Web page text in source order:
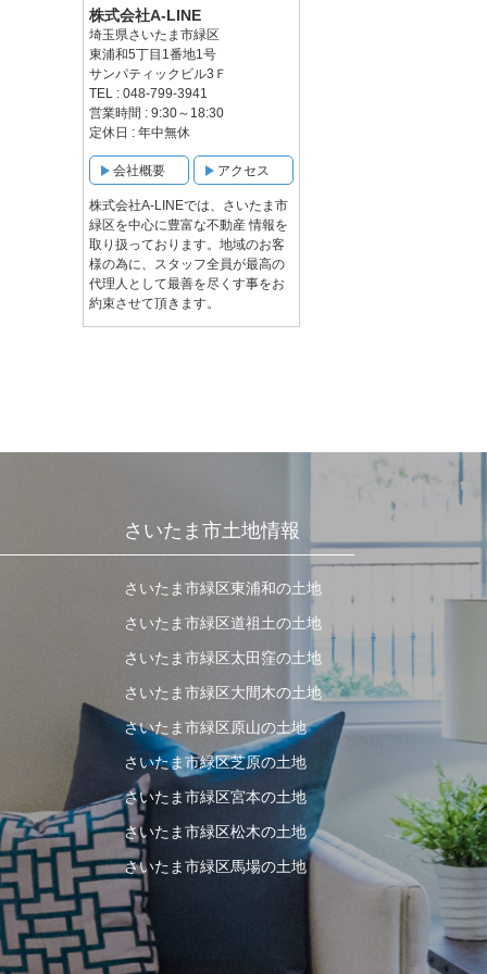
株式会社A-LINE
埼玉県さいたま市緑区
東浦和5丁目1番地1号
サンパティックビル3Ｆ
TEL : 048-799-3941
営業時間 : 9:30～18:30
定休日 : 年中無休
会社概要 アクセス
株式会社A-LINEでは、さいたま市
緑区を中心に豊富な不動産 情報を
取り扱っております。地域のお客
様の為に、スタッフ全員が最高の
代理人として最善を尽くす事をお
約束させて頂きます。
さいたま市土地情報
さいたま市緑区東浦和の土地
さいたま市緑区道祖土の土地
さいたま市緑区太田窪の土地
さいたま市緑区大間木の土地
さいたま市緑区原山の土地
さいたま市緑区芝原の土地
さいたま市緑区宮本の土地
さいたま市緑区松木の土地
さいたま市緑区馬場の土地